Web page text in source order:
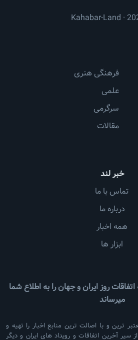
روز ایران و جهان را به اطلاع شما
میرساند
ترین و با اصالت ترین منابع اخبار را تهیه و
سیر آخرین اتفاقات و رویداد های ایران و دیگر
خبر لند
تماس با ما
درباره ما
همه اخبار
ابزار ها
فرهنگی هنری
علمی
سرگرمی
مقالات